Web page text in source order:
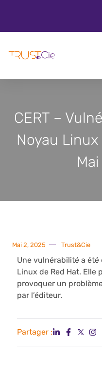
CERT –
Noyau
Mai 2, 2025 Trust&Cie
Une vulnérabilité a
Linux de Red Hat. Elle
provoquer un
par l’éditeur.
Partager :